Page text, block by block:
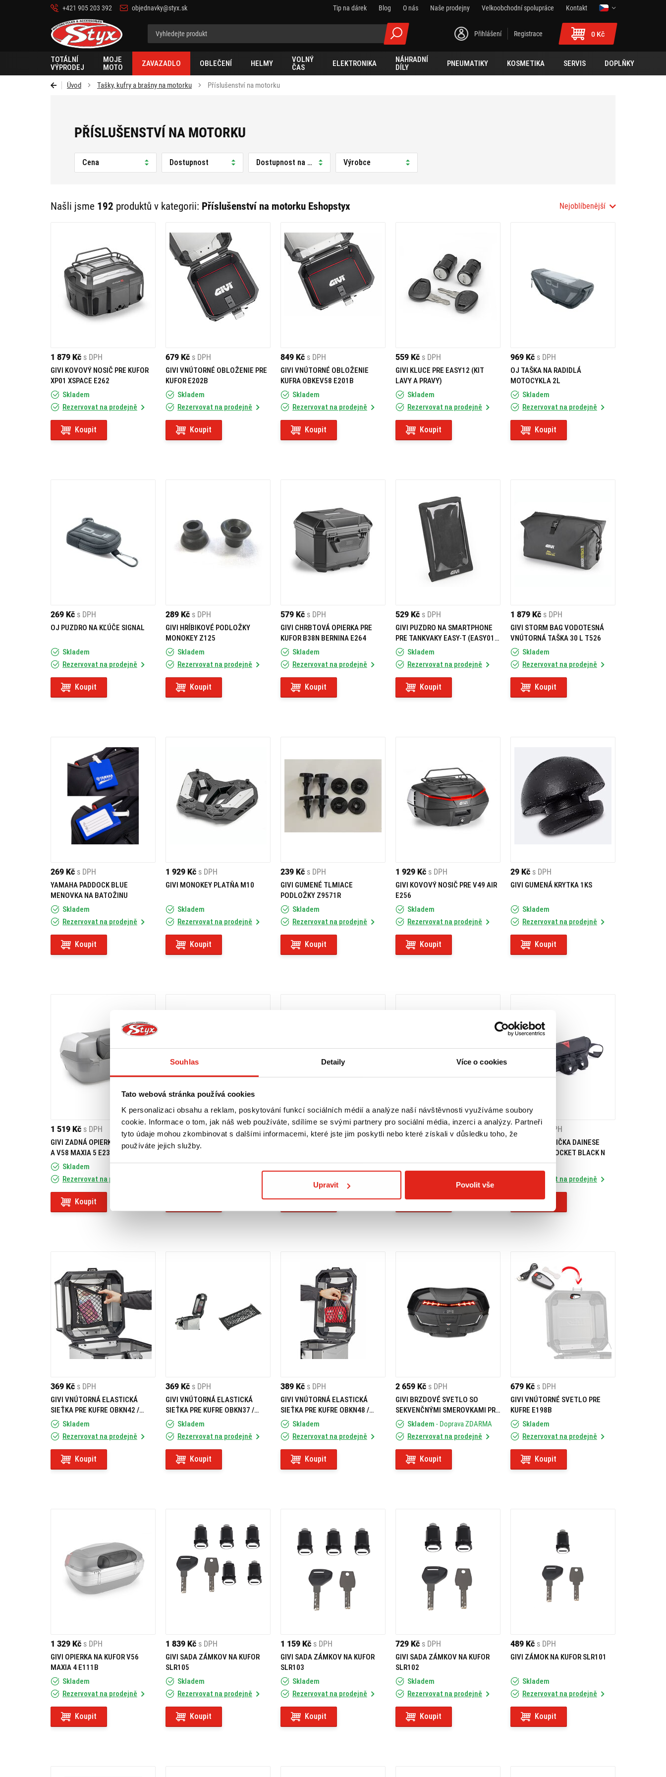
Souhlas Detaily Více o cookies
Tato webová stránka používá cookies
K personalizaci obsahu a reklam, poskytování funkcí sociálních médií a analýze naší návštěvnosti využíváme soubory
cookie. Informace o tom, jak náš web používáte, sdílíme se svými partnery pro sociální média, inzerci a analýzy. Partneři
tyto údaje mohou zkombinovat s dalšími informacemi, které jste jim poskytli nebo které získali v důsledku toho, že
používáte jejich služby.
Upravit Povolit vše
+421 905 203 392 objednavky@styx.sk Tip na dárek Blog O nás Naše prodejny Velkoobchodní spolupráce
Kontakt
Styx-
cz
Přihlášení Registrace 0 Kč
TOTÁLNÍ
VÝPRODEJ
MOJE
MOTO
ZAVAZADLO OBLEČENÍ HELMY
VOLNÝ
ČAS
ELEKTRONIKA
NÁHRADNÍ
DÍLY
PNEUMATIKY KOSMETIKA SERVIS DOPLŇKY
Úvod Tašky, kufry a brašny na motorku Příslušenství na motorku
PŘÍSLUŠENSTVÍ NA MOTORKU
Cena Dostupnost Dostupnost na prodejně Výrobce
Našli jsme 192 produktů v kategorii: Příslušenství na motorku Eshopstyx Nejoblíbenější
1 879 Kč s DPH
GIVI KOVOVÝ NOSIČ PRE KUFOR
XP01 XSPACE E262
Skladem
Rezervovat na prodejně
Koupit
679 Kč s DPH
GIVI VNÚTORNÉ OBLOŽENIE PRE
KUFOR E202B
Skladem
Rezervovat na prodejně
Koupit
849 Kč s DPH
GIVI VNÚTORNÉ OBLOŽENIE
KUFRA OBKEV58 E201B
Skladem
Rezervovat na prodejně
Koupit
559 Kč s DPH
GIVI KLUCE PRE EASY12 (KIT
LAVY A PRAVY)
Skladem
Rezervovat na prodejně
Koupit
969 Kč s DPH
OJ TAŠKA NA RADIDLÁ
MOTOCYKLA 2L
Skladem
Rezervovat na prodejně
Koupit
269 Kč s DPH
OJ PUZDRO NA KĽÚČE SIGNAL
Skladem
Rezervovat na prodejně
Koupit
289 Kč s DPH
GIVI HRÍBIKOVÉ PODLOŽKY
MONOKEY Z125
Skladem
Rezervovat na prodejně
Koupit
579 Kč s DPH
GIVI CHRBTOVÁ OPIERKA PRE
KUFOR B38N BERNINA E264
Skladem
Rezervovat na prodejně
Koupit
529 Kč s DPH
GIVI PUZDRO NA SMARTPHONE
PRE TANKVAKY EASY-T (EASY01,
EASY02, EASY03, EASY04,
EASY05, EASY06) EASYSH
Skladem
Rezervovat na prodejně
Koupit
1 879 Kč s DPH
GIVI STORM BAG VODOTESNÁ
VNÚTORNÁ TAŠKA 30 L T526
Skladem
Rezervovat na prodejně
Koupit
269 Kč s DPH
YAMAHA PADDOCK BLUE
MENOVKA NA BATOŽINU
Skladem
Rezervovat na prodejně
Koupit
1 929 Kč s DPH
GIVI MONOKEY PLATŇA M10
Skladem
Rezervovat na prodejně
Koupit
239 Kč s DPH
GIVI GUMENÉ TLMIACE
PODLOŽKY Z9571R
Skladem
Rezervovat na prodejně
Koupit
1 929 Kč s DPH
GIVI KOVOVÝ NOSIČ PRE V49 AIR
E256
Skladem
Rezervovat na prodejně
Koupit
29 Kč s DPH
GIVI GUMENÁ KRYTKA 1KS
Skladem
Rezervovat na prodejně
Koupit
1 519 Kč s DPH
GIVI ZADNÁ OPIERKA PRE V49 AIR
A V58 MAXIA 5 E235S-2
Skladem
Rezervovat na prodejně
Koupit
1 089 Kč s DPH
GIVI OPIERKA NA KUFOR GIVI
ALP44 ALPINA E248
s DPH
Koupit
389 Kč s DPH
Koupit
1 209 Kč s DPH
DAINESE TAŠTIČKA DAINESE
HANDLEBAR POCKET BLACK N
Rezervovat na prodejně
Koupit
369 Kč s DPH
GIVI VNÚTORNÁ ELASTICKÁ
SIEŤKA PRE KUFRE OBKN42 /
OBKE42 / OBKEV42 E243
Skladem
Rezervovat na prodejně
Koupit
369 Kč s DPH
GIVI VNÚTORNÁ ELASTICKÁ
SIEŤKA PRE KUFRE OBKN37 /
OBKE37 / OBKEV37 E244
Skladem
Rezervovat na prodejně
Koupit
389 Kč s DPH
GIVI VNÚTORNÁ ELASTICKÁ
SIEŤKA PRE KUFRE OBKN48 /
OBKE48 / OBKEV48 E245
Skladem
Rezervovat na prodejně
Koupit
2 659 Kč s DPH
GIVI BRZDOVÉ SVETLO SO
SEKVENČNÝMI SMEROVKAMI PRE
KUFRE V58 MAXIA 5 E249
Skladem - Doprava ZDARMA
Rezervovat na prodejně
Koupit
679 Kč s DPH
GIVI VNÚTORNÉ SVETLO PRE
KUFRE E198B
Skladem
Rezervovat na prodejně
Koupit
1 329 Kč s DPH
GIVI OPIERKA NA KUFOR V56
MAXIA 4 E111B
Skladem
Rezervovat na prodejně
Koupit
1 839 Kč s DPH
GIVI SADA ZÁMKOV NA KUFOR
SLR105
Skladem
Rezervovat na prodejně
Koupit
1 159 Kč s DPH
GIVI SADA ZÁMKOV NA KUFOR
SLR103
Skladem
Rezervovat na prodejně
Koupit
729 Kč s DPH
GIVI SADA ZÁMKOV NA KUFOR
SLR102
Skladem
Rezervovat na prodejně
Koupit
489 Kč s DPH
GIVI ZÁMOK NA KUFOR SLR101
Skladem
Rezervovat na prodejně
Koupit